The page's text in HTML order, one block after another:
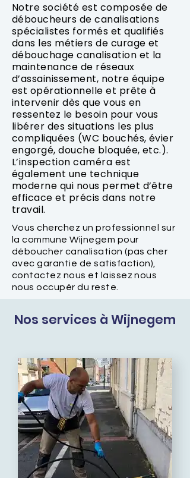
Notre société est composée de
déboucheurs de canalisations
spécialistes formés et qualifiés
dans les métiers de curage et
débouchage canalisation et la
maintenance de réseaux
d’assainissement, notre équipe
est opérationnelle et prête à
intervenir dès que vous en
ressentez le besoin pour vous
libérer des situations les plus
compliquées (WC bouchés, évier
engorgé, douche bloquée, etc.).
L’inspection caméra est
également une technique
moderne qui nous permet d’être
efficace et précis dans notre
travail.
Vous cherchez un professionnel sur
la commune Wijnegem pour
déboucher canalisation (pas cher
avec garantie de satisfaction),
contactez nous et laissez nous
nous occupér du reste.
Nos services à Wijnegem